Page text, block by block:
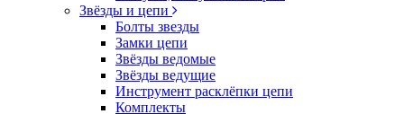
Звёзды и цепи
Болты звезды
Замки цепи
Звёзды ведомые
Звёзды ведущие
Инструмент расклёпки цепи
Комплекты